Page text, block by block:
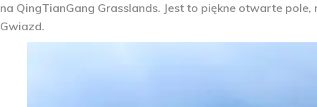
na QingTianGang Grasslands. Jest to piękne otwarte
Gwiazd.